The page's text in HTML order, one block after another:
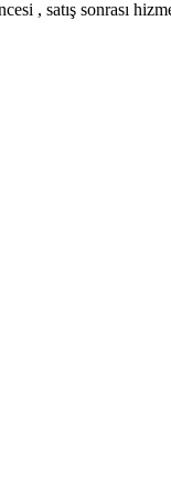
, satış sonrası